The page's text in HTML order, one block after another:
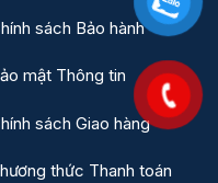
sách Bảo hành
mật Thông tin
sách Giao hàng
thức Thanh toán